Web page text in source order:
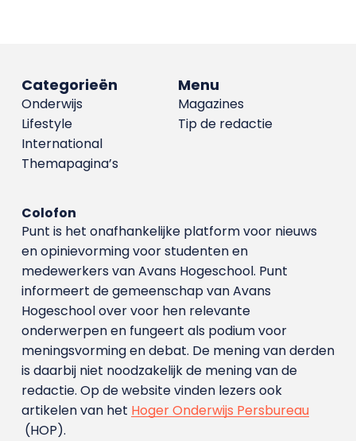
Menu
Magazines
Tip de redactie
Categorieën
Onderwijs
Lifestyle
International
Themapagina’s
Colofon
Punt is het onafhankelijke platform voor nieuws
en opinievorming voor studenten en
medewerkers van Avans Hoge­school. Punt
informeert de gemeenschap van Avans
Hogeschool over voor hen relevante
onderwerpen en fungeert als podium voor
meningsvorming en debat. De mening van derden
is daarbij niet noodzakelijk de mening van de
redactie. Op de website vinden lezers ook
artikelen van het Hoger Onderwijs Persbureau
(HOP).